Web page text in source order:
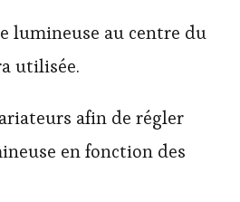
lumineuse au centre du
utilisée.
afin de régler
en fonction des